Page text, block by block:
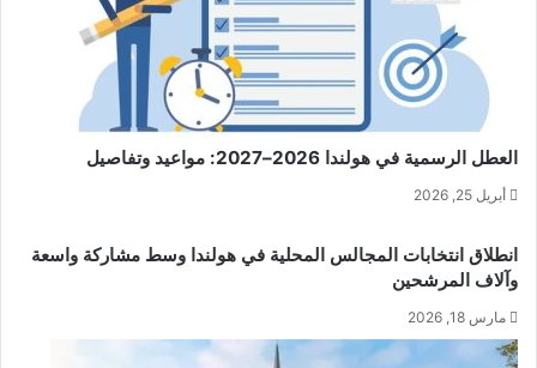
العطل الرسمية في هولندا 2026–2027: مواعيد وتفاصيل
أبريل 25, 2026
انطلاق انتخابات المجالس المحلية في هولندا وسط مشاركة واسعة
وآلاف المرشحين
مارس 18, 2026